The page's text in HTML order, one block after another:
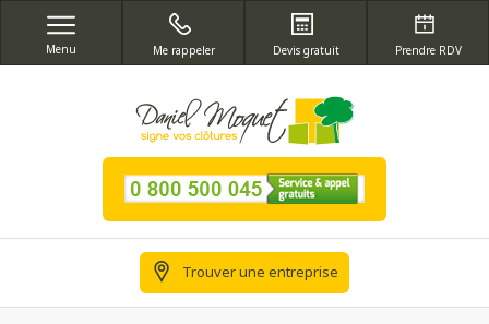
Menu Me rappeler Devis gratuit Prendre RDV
Trouver une entreprise